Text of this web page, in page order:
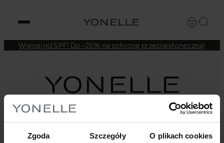
Zgoda Szczegóły O plikach cookies
Więcej niż SPF! Do -25% na ochronę przeciwsłoneczną!